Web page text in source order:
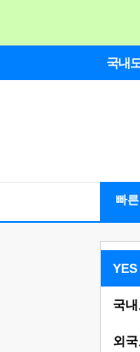
국내
빠
국내
외국